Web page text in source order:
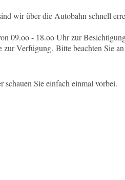
wir über die Autobahn schnell
09.oo - 18.oo Uhr zur
Verfügung. Bitte beachten Sie
schauen Sie einfach einmal vorbei.